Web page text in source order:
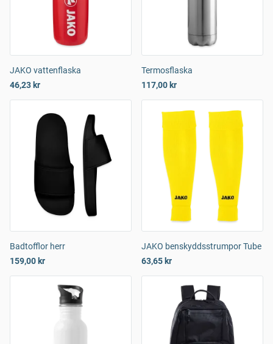
JAKO vattenflaska
46,23 kr
Termosflaska
117,00 kr
Badtofflor herr
159,00 kr
JAKO benskyddsstrumpor Tube
63,65 kr